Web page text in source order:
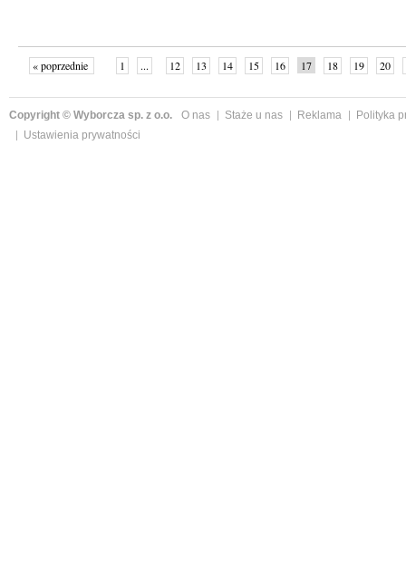
« poprzednie 1 ... 12 13 14 15 16 17 18 19 20
Copyright © Wyborcza sp. z o.o. O nas Staże u nas Reklama
Polityka
Ustawienia prywatności